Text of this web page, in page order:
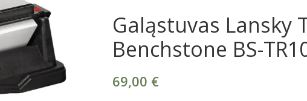
Galąstuvas Lansky
Benchstone BS-
69,00 €